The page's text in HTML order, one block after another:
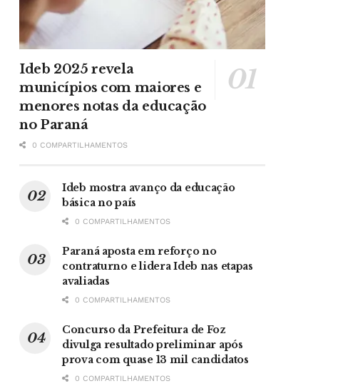
Ideb 2025 revela
municípios com maiores e
menores notas da educação
no Paraná
0 COMPARTILHAMENTOS
Ideb mostra avanço da educação
básica no país
0 COMPARTILHAMENTOS
Paraná aposta em reforço no
contraturno e lidera Ideb nas etapas
avaliadas
0 COMPARTILHAMENTOS
Concurso da Prefeitura de Foz
divulga resultado preliminar após
prova com quase 13 mil candidatos
0 COMPARTILHAMENTOS